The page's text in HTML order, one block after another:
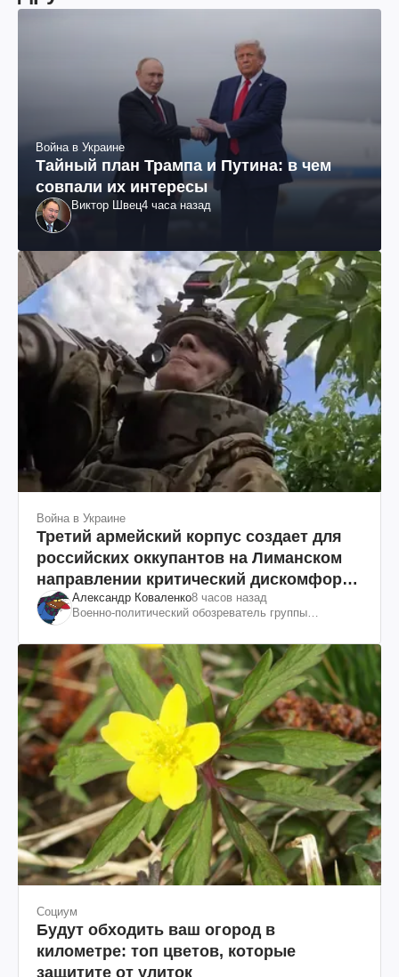
Война в Украине
Тайный план Трампа и Путина: в чем
совпали их интересы
Виктор Швец4 часа назад
Война в Украине
Третий армейский корпус создает для
российских оккупантов на Лиманском
направлении критический дискомфорт:
как это удалось
Александр Коваленко8 часов назад
Военно-политический обозреватель группы
Социум
Будут обходить ваш огород в
километре: топ цветов, которые
защитите от улиток